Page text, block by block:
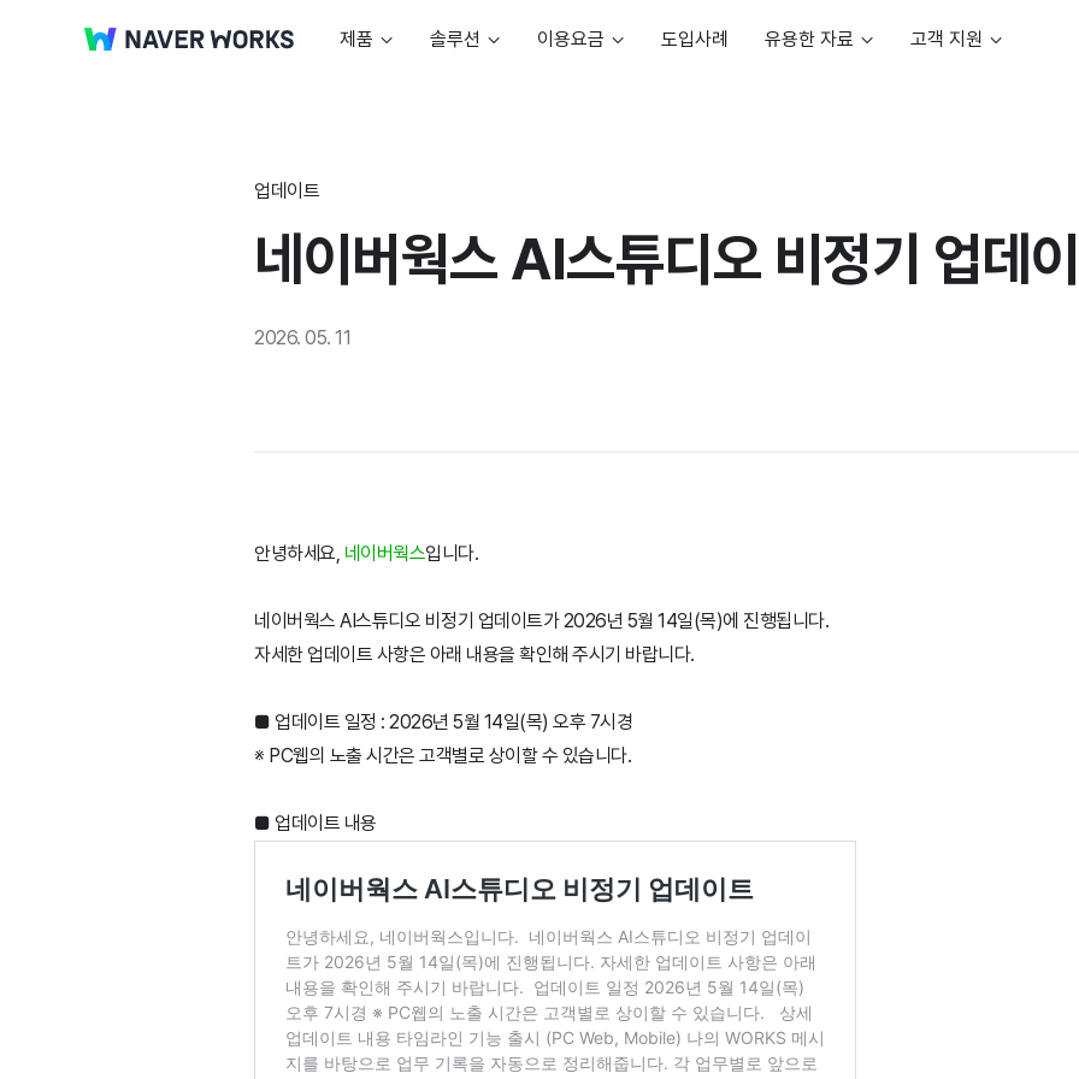
제품 솔루션 이용요금 도입사례 유용한 자료 고객 지원
업데이트
네이버웍스 AI스튜디오 비정기 업데
2026. 05. 11
안녕하세요, 네이버웍스입니다.
네이버웍스 AI스튜디오 비정기 업데이트가 2026년 5월 14일(목)에 진행됩니다.
자세한 업데이트 사항은 아래 내용을 확인해 주시기 바랍니다.
■ 업데이트 일정 : 2026년 5월 14일(목) 오후 7시경
※ PC웹의 노출 시간은 고객별로 상이할 수 있습니다.
■ 업데이트 내용